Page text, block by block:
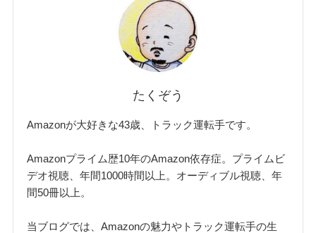
たくぞう
Amazonが大好きな43歳、トラック運転手です。
Amazonプライム歴10年のAmazon依存症。プライムビ
デオ視聴、年間1000時間以上。オーディブル視聴、年
間50冊以上。
当ブログでは、Amazonの魅力やトラック運転手の生